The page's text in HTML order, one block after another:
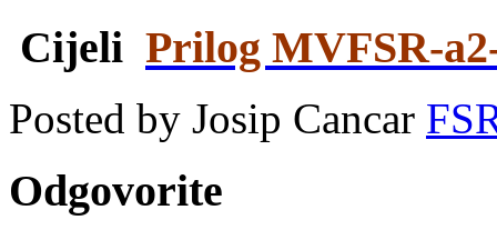
Cijeli Prilog MVFSR-
Posted by Josip Cancar
Odgovorite